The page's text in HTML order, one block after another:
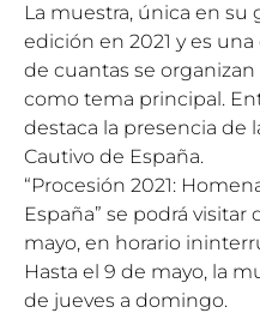
La muestra, única en su
edición en 2021 y es
de cuantas se
como tema principal.
destaca la presencia de
Cautivo de España.
“Procesión 2021:
España” se podrá visitar
mayo, en horario
Hasta el 9 de mayo, la
de jueves a domingo.